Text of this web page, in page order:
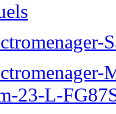
23-L-